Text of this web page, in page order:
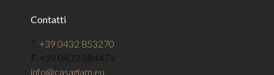
Contatti
T. +39 0432 853270
F. +39 0432 884474
info@casaglam.eu